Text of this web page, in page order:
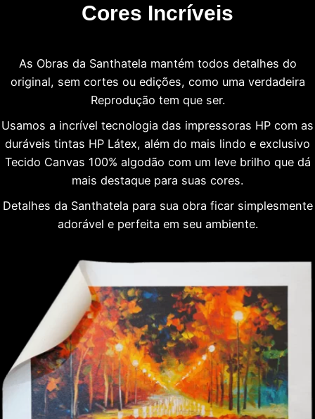
Cores Incríveis
As Obras da Santhatela mantém todos detalhes do
original, sem cortes ou edições, como uma verdadeira
Reprodução tem que ser.
Usamos a incrível tecnologia das impressoras HP com as
duráveis tintas HP Látex, além do mais lindo e exclusivo
Tecido Canvas 100% algodão com um leve brilho que dá
mais destaque para suas cores.
Detalhes da Santhatela para sua obra ficar simplesmente
adorável e perfeita em seu ambiente.